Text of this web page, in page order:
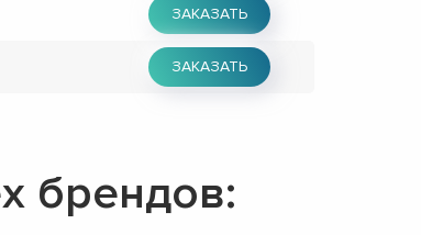
ЗАКАЗАТЬ
ЗАКАЗАТЬ
брендов: